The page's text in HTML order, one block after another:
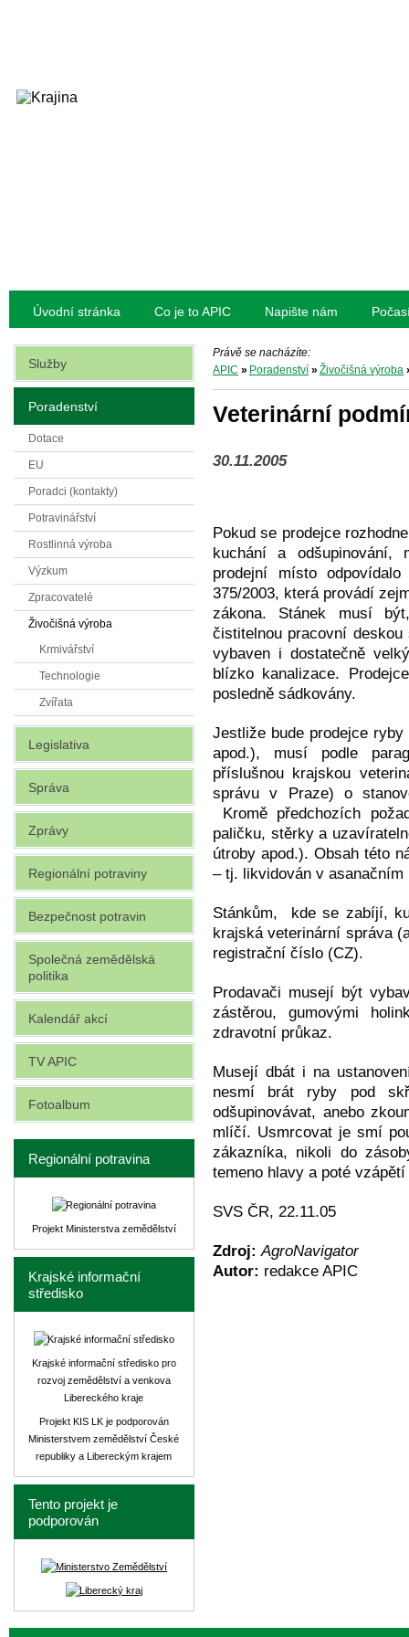
Úvodní stránka Co je to APIC Napište nám
Právě se nacházíte:
APIC » Poradenství » Živočišná výroba
Veterinární
30.11.2005
Pokud se prodejce
kuchání a odšupinování,
prodejní místo
375/2003, která provádí
zákona. Stánek musí
čistitelnou pracovní
vybaven i dostatečně
blízko kanalizace.
posledně sádkovány.
Jestliže bude prodejce
apod.), musí podle
příslušnou krajskou
správu v Praze) o
Kromě předchozích
paličku, stěrky a
útroby apod.). Obsah této
– tj. likvidován v asanačním
Stánkům,
kde se zabíjí,
krajská veterinární správa
registrační číslo (CZ).
Prodavači musejí být
zástěrou, gumovými
zdravotní průkaz.
Musejí dbát i na
nesmí brát ryby pod
odšupinovávat, anebo
mlíčí. Usmrcovat je smí
zákazníka, nikoli do
temeno hlavy a poté
SVS ČR, 22.11.05
Zdroj: AgroNavigator
Autor: redakce APIC
Služby
Poradenství
Dotace
EU
Poradci (kontakty)
Potravinářství
Rostlinná výroba
Výzkum
Zpracovatelé
Živočišná výroba
Krmivářství
Technologie
Zvířata
Legislativa
Správa
Zprávy
Regionální potraviny
Bezpečnost potravin
Společná zemědělská
politika
Kalendář akcí
TV APIC
Fotoalbum
Regionální potravina
Projekt Ministerstva zemědělství
Krajské informační
středisko
Krajské informační středisko pro
rozvoj zemědělství a venkova
Libereckého kraje
Projekt KIS LK je podporován
Ministerstvem zemědělství České
republiky a Libereckým krajem
Tento projekt je
podporován